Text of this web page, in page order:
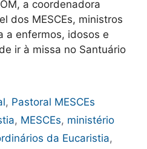
a coordenadora
dos MESCEs, ministros
a enfermos, idosos e
ir à missa no Santuário
, Pastoral MESCEs
, MESCEs, ministério
da Eucaristia,